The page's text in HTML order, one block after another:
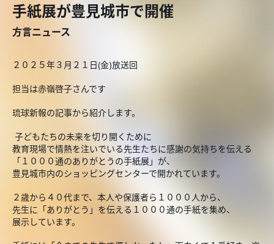
手紙展が豊見城市で開催
方言ニュース
２０２５年３月２１日(金)放送回
担当は赤嶺啓子さんです
琉球新報の記事から紹介します。
子どもたちの未来を切り開くために
教育現場で情熱を注いでいる先生たちに感謝の気持ちを伝える
「１０００通のありがとうの手紙展」が、
豊見城市内のショッピングセンターで開かれています。
２歳から４０代まで、本人や保護者ら１０００人から、
先生に「ありがとう」を伝える１０００通の手紙を集め、
展示しています。